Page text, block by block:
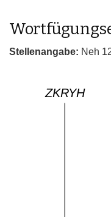
zum
Stellenangabe: Neh